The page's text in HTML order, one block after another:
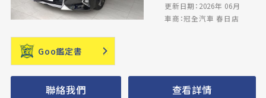
更新日期：2026年 06月
車商：冠全汽車 春日店
Goo鑑定書
聯絡我們 查看詳情